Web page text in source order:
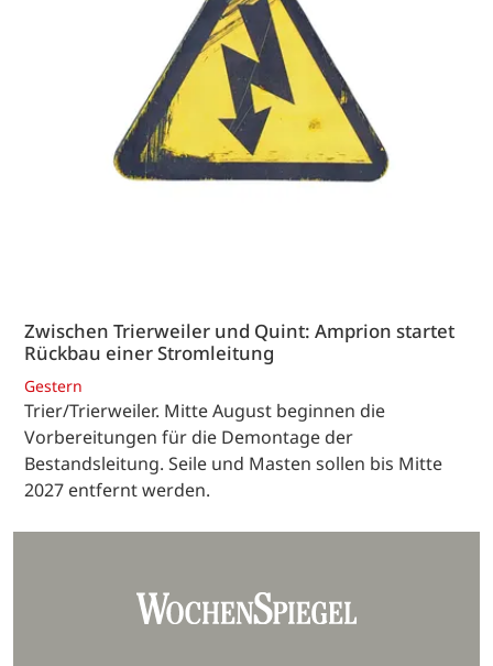
Zwischen Trierweiler und Quint: Amprion startet
Rückbau einer Stromleitung
Gestern
Trier/Trierweiler. Mitte August beginnen die
Vorbereitungen für die Demontage der
Bestandsleitung. Seile und Masten sollen bis Mitte
2027 entfernt werden.